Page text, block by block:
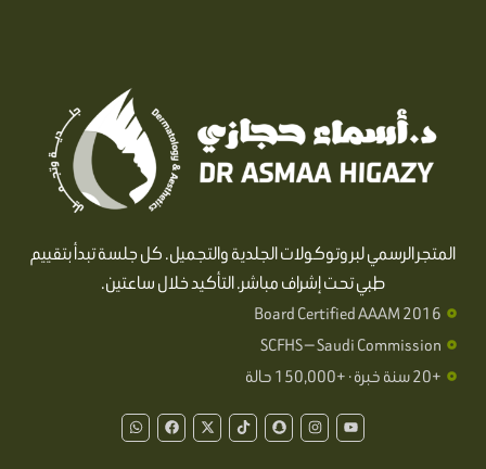
المتجر الرسمي لبروتوكولات الجلدية والتجميل. كل جلسة تبدأ بتقييم
طبي تحت إشراف مباشر. التأكيد خلال ساعتين.
Board Certified AAAM 2016
SCFHS — Saudi Commission
+20 سنة خبرة · +150,000 حالة
Y
o
u
I
n
s
S
n
a
T
i
k
X
-
t
F
a
c
W
h
a